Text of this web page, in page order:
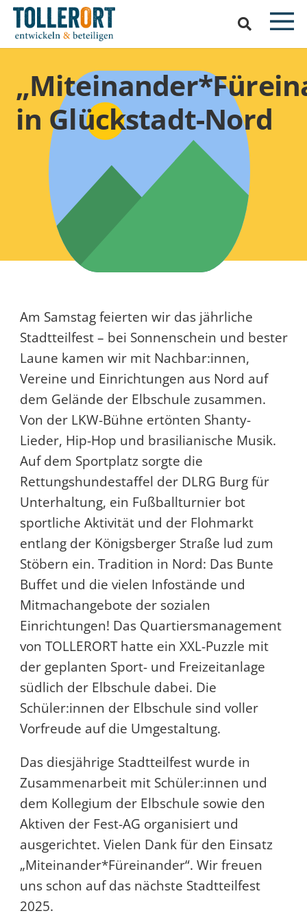
in Glückstadt-Nord
Am Samstag feierten wir das jährliche
Stadtteilfest – bei Sonnenschein und bester
Laune kamen wir mit Nachbar:innen,
Vereine und Einrichtungen aus Nord auf
dem Gelände der Elbschule zusammen.
Von der LKW-Bühne ertönten Shanty-
Lieder, Hip-Hop und brasilianische Musik.
Auf dem Sportplatz sorgte die
Rettungshundestaffel der DLRG Burg für
Unterhaltung, ein Fußballturnier bot
sportliche Aktivität und der Flohmarkt
entlang der Königsberger Straße lud zum
Stöbern ein. Tradition in Nord: Das Bunte
Buffet und die vielen Infostände und
Mitmachangebote der sozialen
Einrichtungen! Das Quartiersmanagement
von TOLLERORT hatte ein XXL-Puzzle mit
der geplanten Sport- und Freizeitanlage
südlich der Elbschule dabei. Die
Schüler:innen der Elbschule sind voller
Vorfreude auf die Umgestaltung.
Das diesjährige Stadtteilfest wurde in
Zusammenarbeit mit Schüler:innen und
dem Kollegium der Elbschule sowie den
Aktiven der Fest-AG organisiert und
ausgerichtet. Vielen Dank für den Einsatz
„Miteinander*Füreinander“. Wir freuen
uns schon auf das nächste Stadtteilfest
2025.